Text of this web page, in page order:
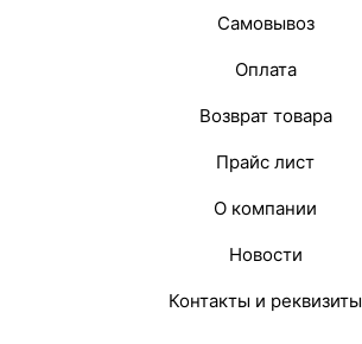
Самовывоз
Оплата
Возврат товара
Прайс лист
О компании
Новости
Контакты и реквизиты